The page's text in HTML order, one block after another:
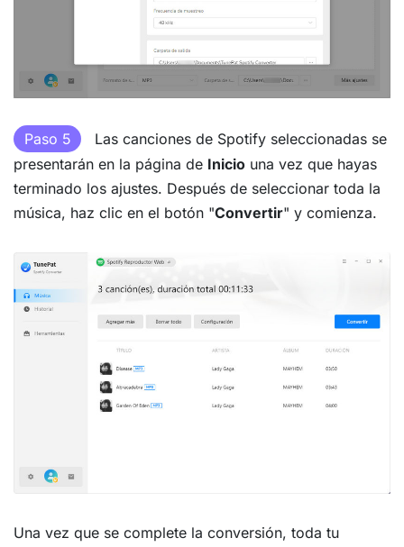
Paso 5
Las canciones de Spotify seleccionadas se
presentarán en la página de Inicio una vez que hayas
terminado los ajustes. Después de seleccionar toda la
música, haz clic en el botón "Convertir" y comienza.
Una vez que se complete la conversión, toda tu